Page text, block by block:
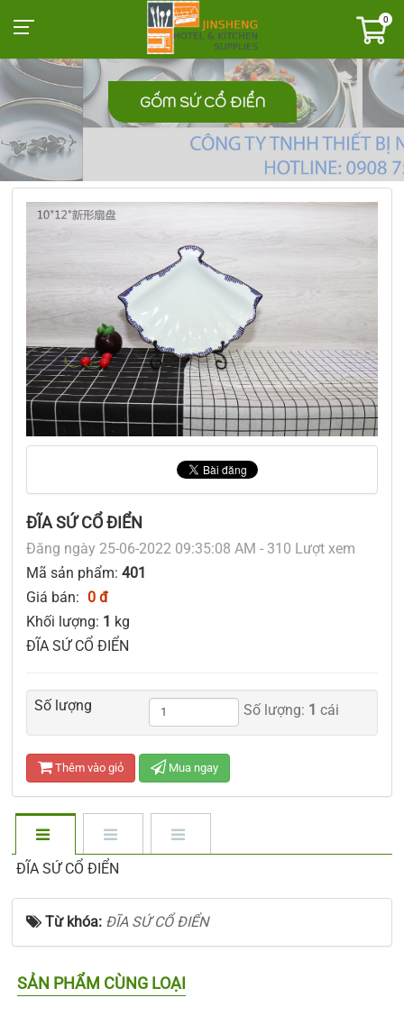
0
GỐM SỨ CỔ ĐIỂN
ĐĨA SỨ CỔ ĐIỂN
Đăng ngày 25-06-2022 09:35:08 AM - 310 Lượt xem
Mã sản phẩm: 401
Giá bán: 0 đ
Khối lượng: 1 kg
ĐĨA SỨ CỔ ĐIỂN
Số lượng Số lượng: 1 cái
Thêm vào giỏ Mua ngay
ĐĨA SỨ CỔ ĐIỂN
Từ khóa: ĐĨA SỨ CỔ ĐIỂN
SẢN PHẨM CÙNG LOẠI